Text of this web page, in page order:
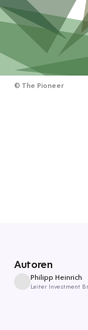
© The Pioneer
Autoren
Philipp Heinrich
Leiter Investment